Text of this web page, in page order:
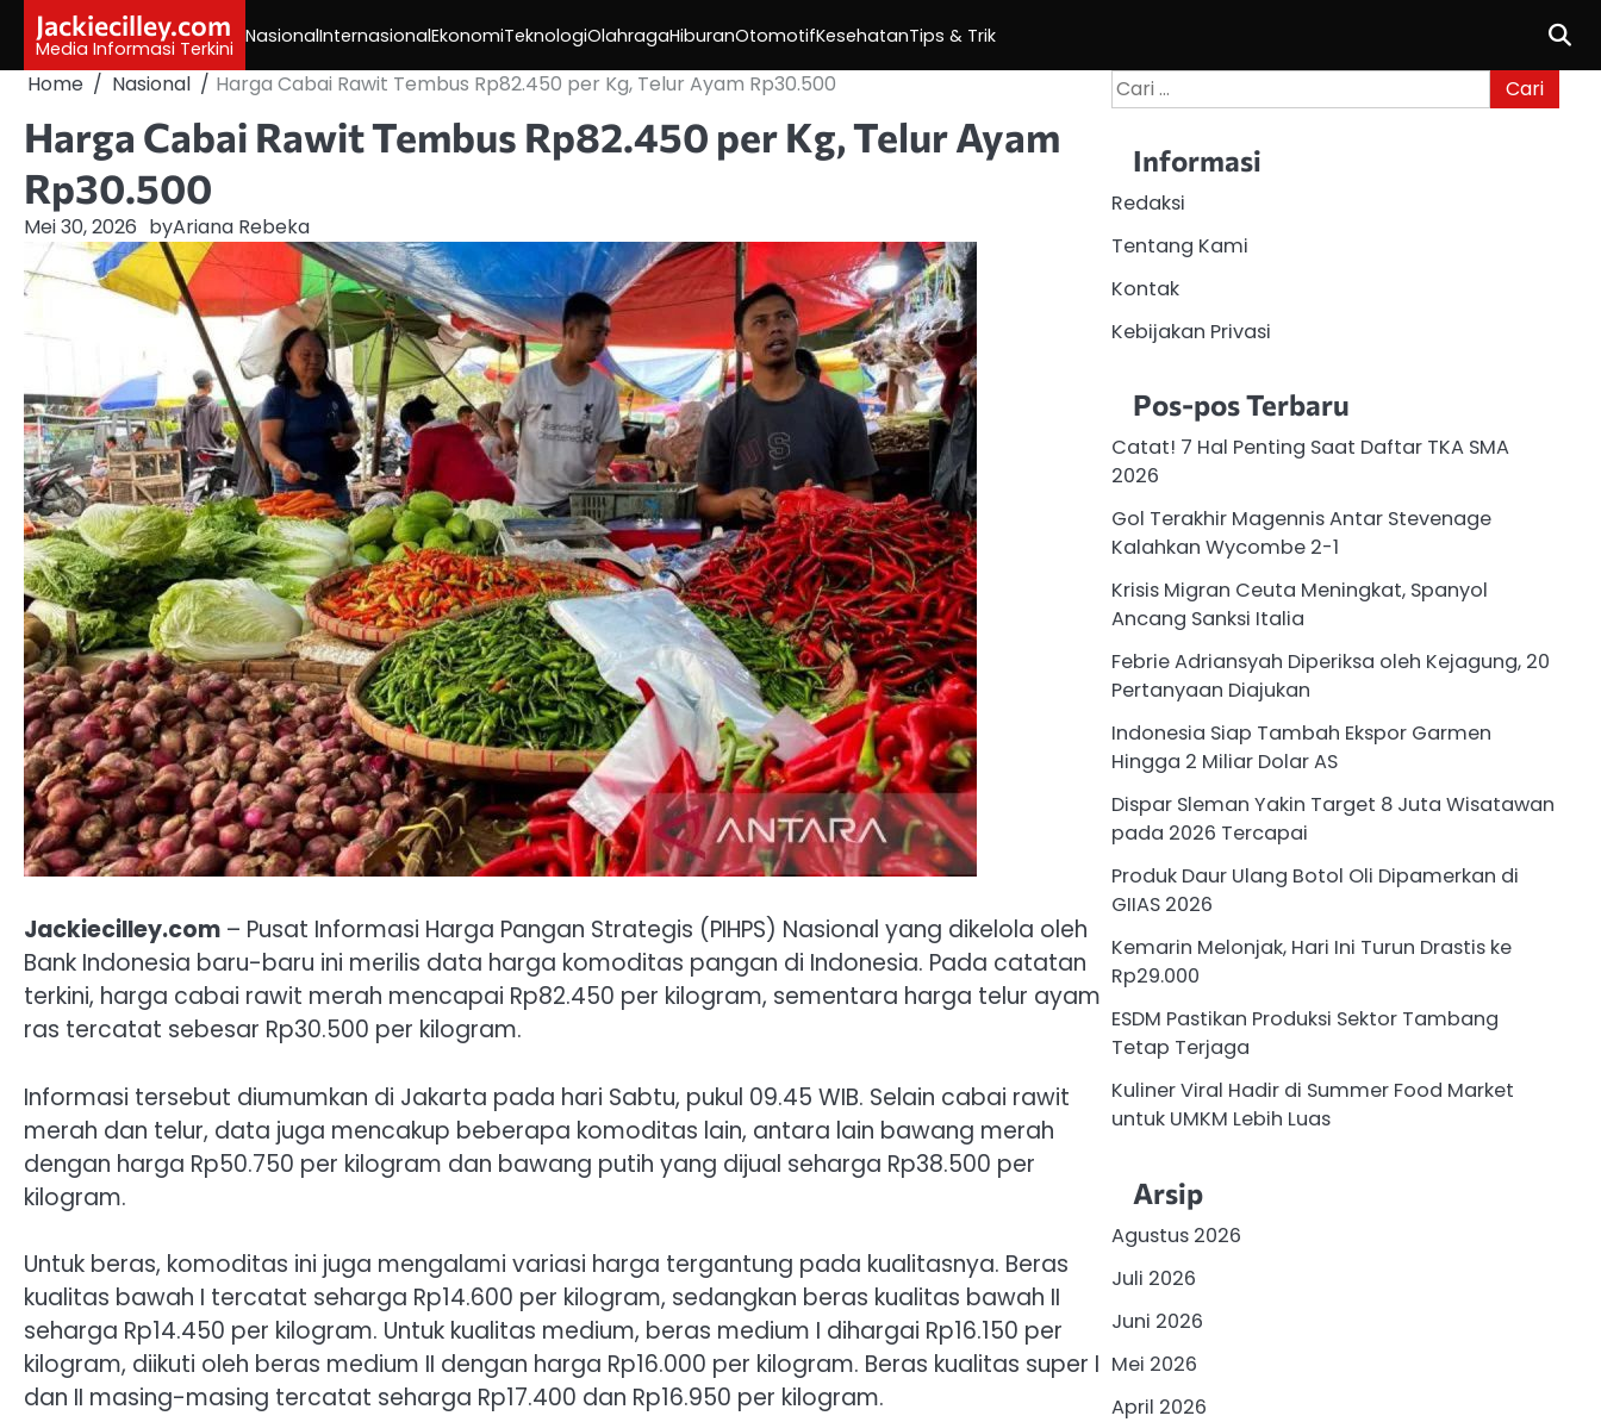
content
Jackiecilley.com
Media Informasi Terkini
NasionalInternasionalEkonomiTeknologiOlahragaHiburanOtomotifKesehatanTips & Trik
Home Nasional Harga Cabai Rawit Tembus Rp82.450 per Kg, Telur Ayam Rp30.500
Harga Cabai Rawit Tembus Rp82.450 per Kg, Telur Ayam
Rp30.500
Mei 30, 2026 byAriana Rebeka
Jackiecilley.com – Pusat Informasi Harga Pangan Strategis (PIHPS) Nasional yang dikelola oleh
Bank Indonesia baru-baru ini merilis data harga komoditas pangan di Indonesia. Pada catatan
terkini, harga cabai rawit merah mencapai Rp82.450 per kilogram, sementara harga telur ayam
ras tercatat sebesar Rp30.500 per kilogram.
Informasi tersebut diumumkan di Jakarta pada hari Sabtu, pukul 09.45 WIB. Selain cabai rawit
merah dan telur, data juga mencakup beberapa komoditas lain, antara lain bawang merah
dengan harga Rp50.750 per kilogram dan bawang putih yang dijual seharga Rp38.500 per
kilogram.
Untuk beras, komoditas ini juga mengalami variasi harga tergantung pada kualitasnya. Beras
kualitas bawah I tercatat seharga Rp14.600 per kilogram, sedangkan beras kualitas bawah II
seharga Rp14.450 per kilogram. Untuk kualitas medium, beras medium I dihargai Rp16.150 per
kilogram, diikuti oleh beras medium II dengan harga Rp16.000 per kilogram. Beras kualitas super I
dan II masing-masing tercatat seharga Rp17.400 dan Rp16.950 per kilogram.
Cari
untuk:
Informasi
Redaksi
Tentang Kami
Kontak
Kebijakan Privasi
Pos-pos Terbaru
Catat! 7 Hal Penting Saat Daftar TKA SMA
2026
Gol Terakhir Magennis Antar Stevenage
Kalahkan Wycombe 2-1
Krisis Migran Ceuta Meningkat, Spanyol
Ancang Sanksi Italia
Febrie Adriansyah Diperiksa oleh Kejagung, 20
Pertanyaan Diajukan
Indonesia Siap Tambah Ekspor Garmen
Hingga 2 Miliar Dolar AS
Dispar Sleman Yakin Target 8 Juta Wisatawan
pada 2026 Tercapai
Produk Daur Ulang Botol Oli Dipamerkan di
GIIAS 2026
Kemarin Melonjak, Hari Ini Turun Drastis ke
Rp29.000
ESDM Pastikan Produksi Sektor Tambang
Tetap Terjaga
Kuliner Viral Hadir di Summer Food Market
untuk UMKM Lebih Luas
Arsip
Agustus 2026
Juli 2026
Juni 2026
Mei 2026
April 2026